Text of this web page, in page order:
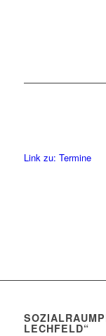
Link zu: Termine
LECHFELD“